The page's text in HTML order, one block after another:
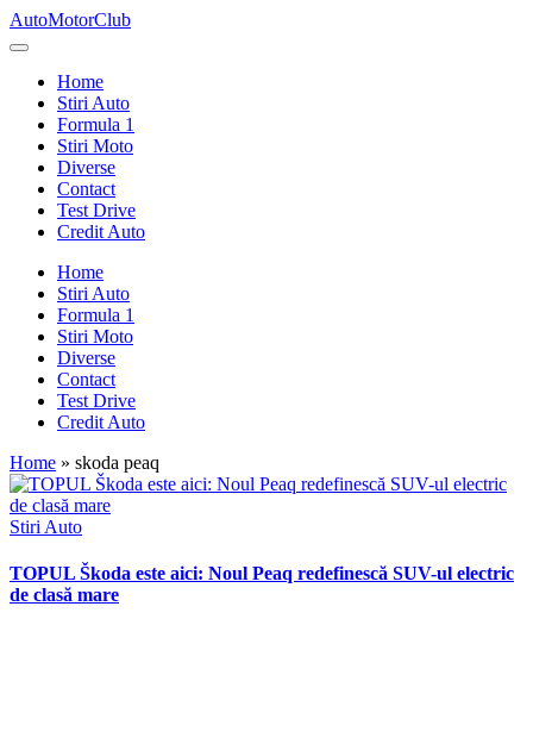
Skip
to
AutoMotorClub
Totul
masini
pasionatii
masini
Home
Stiri Auto
Formula 1
Stiri Moto
Diverse
Contact
Test Drive
Credit Auto
Home
Stiri Auto
Formula 1
Stiri Moto
Diverse
Contact
Test Drive
Credit Auto
Home » skoda peaq
Posted
Stiri Auto
TOPUL Škoda este aici: Noul Peaq redefinescă SUV-ul electric
de clasă mare